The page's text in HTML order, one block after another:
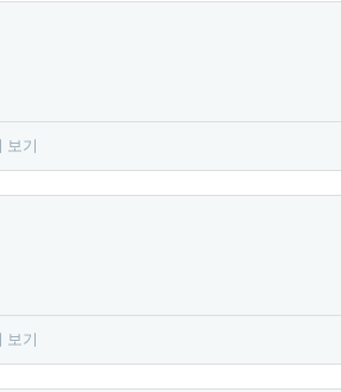
보기
보기